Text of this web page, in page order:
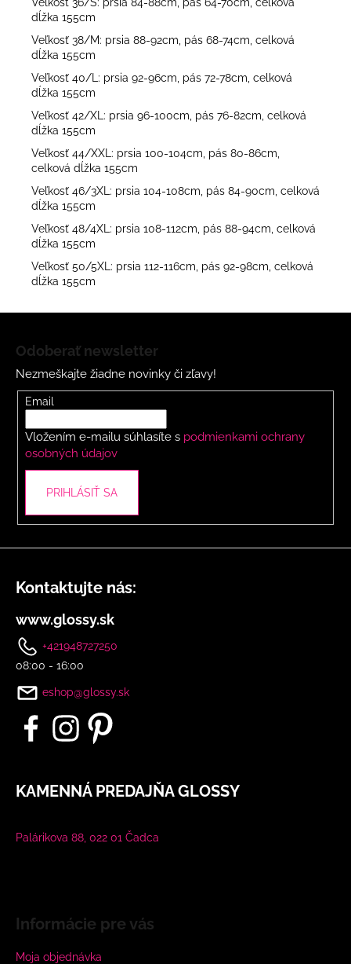
dĺžka 155cm
Veľkosť 38/M: prsia 88-92cm, pás 68-74cm, celková
dĺžka 155cm
Veľkosť 40/L: prsia 92-96cm, pás 72-78cm, celková
dĺžka 155cm
Veľkosť 42/XL: prsia 96-100cm, pás 76-82cm, celková
dĺžka 155cm
Veľkosť 44/XXL: prsia 100-104cm, pás 80-86cm,
celková dĺžka 155cm
Veľkosť 46/3XL: prsia 104-108cm, pás 84-90cm, celková
dĺžka 155cm
Veľkosť 48/4XL: prsia 108-112cm, pás 88-94cm, celková
dĺžka 155cm
Veľkosť 50/5XL: prsia 112-116cm, pás 92-98cm, celková
dĺžka 155cm
Odoberať newsletter
Nezmeškajte žiadne novinky či zľavy!
Email
Vložením e-mailu súhlasíte s podmienkami ochrany
osobných údajov
PRIHLÁSIŤ SA
Kontaktujte nás:
www.glossy.sk
+421948727250
08:00 - 16:00
eshop@glossy.sk
KAMENNÁ PREDAJŇA GLOSSY
Palárikova 88, 022 01 Čadca
Informácie pre vás
Moja objednávka